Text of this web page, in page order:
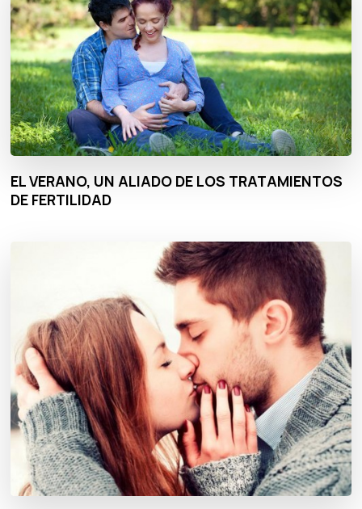
EL VERANO, UN ALIADO DE LOS TRATAMIENTOS
DE FERTILIDAD